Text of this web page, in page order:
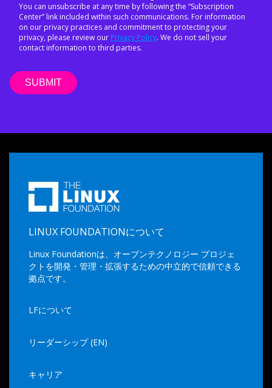
You can unsubscribe at any time by following the “Subscription
Center” link included within such communications. For information
on our privacy practices and commitment to protecting your
privacy, please review our Privacy Policy. We do not sell your
contact information to third parties.
LINUX FOUNDATIONについて
Linux Foundationは、オープンテクノロジー プロジェ
クトを開発・管理・拡張するための中立的で信頼できる
拠点です。
LFについて
リーダーシップ (EN)
キャリア